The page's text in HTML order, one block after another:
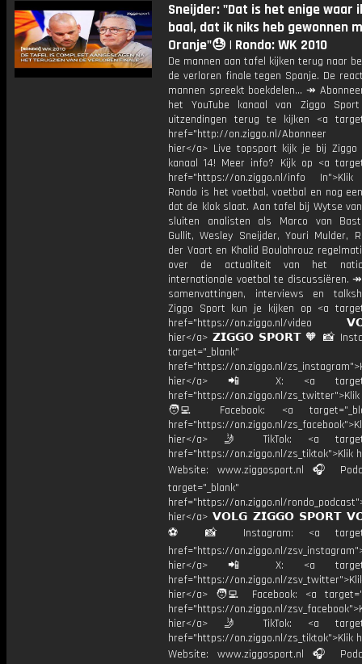
Sneijder: "Dat is het enige waar
baal, dat ik niks heb gewonnen
Oranje"😓 | Rondo: WK 2010
De mannen aan tafel kijken terug naar
de verloren finale tegen Spanje. De
mannen spreekt boekdelen... ↠
het YouTube kanaal van Ziggo
uitzendingen terug te kijken <a
href="http://on.ziggo.nl/
hier</a> Live topsport kijk je bij
kanaal 14! Meer info? Kijk op <a
href="https://on.ziggo.nl/info
Rondo is het voetbal, voetbal en nog
dat de klok slaat. Aan tafel bij Wytse
sluiten analisten als Marco van
Gullit, Wesley Sneijder, Youri Mulder,
der Vaart en Khalid Boulahrouz
over de actualiteit van het
internationale voetbal te discussiëren.
samenvattingen, interviews en
Ziggo Sport kun je kijken op <a
href="https://on.ziggo.nl/video
hier</a> 𝗭𝗜𝗚𝗚𝗢 𝗦𝗣𝗢𝗥𝗧 🧡 📸
target="_blank"
href="https://on.ziggo.nl/
hier</a> 📲 X: <a
href="https://on.ziggo.nl/
🧑‍💻 Facebook: <a
href="https://on.ziggo.nl/
hier</a> 🤳 TikTok: <a
href="https://on.ziggo.nl/zs_tiktok">Klik
Website: www.ziggosport.nl 🎧
target="_blank"
href="https://on.ziggo.nl/
hier</a> 𝗩𝗢𝗟𝗚 𝗭𝗜𝗚𝗚𝗢 𝗦𝗣𝗢𝗥𝗧
⚽️ 📸 Instagram: <a
href="https://on.ziggo.nl/
hier</a> 📲 X: <a
href="https://on.ziggo.nl/
hier</a> 🧑‍💻 Facebook: <a
href="https://on.ziggo.nl/
hier</a> 🤳 TikTok: <a
href="https://on.ziggo.nl/zs_tiktok">Klik
Website: www.ziggosport.nl 🎧